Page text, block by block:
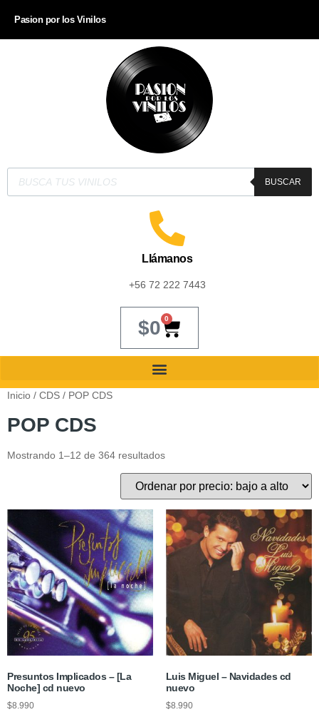
Pasion por los Vinilos
BUSCAR
Llámanos
+56 72 222 7443
$0 0
Inicio / CDS / POP CDS
POP CDS
Mostrando 1–12 de 364 resultados
Presuntos Implicados – [La
Noche] cd nuevo
$8.990
Luis Miguel – Navidades cd
nuevo
$8.990